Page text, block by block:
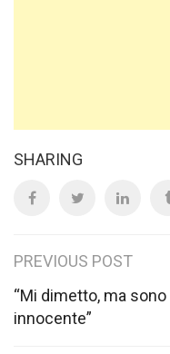
SHARING
Post
navigation
PREVIOUS POST
“Mi dimetto, ma sono
innocente”